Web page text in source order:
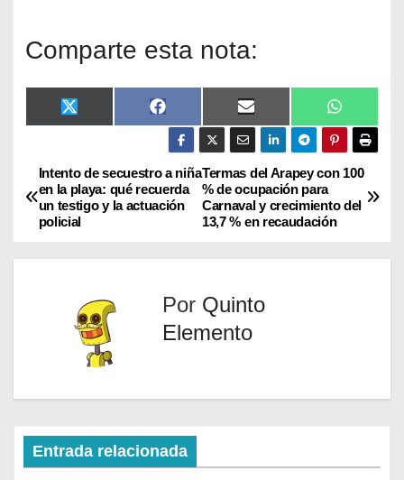
Comparte esta nota:
X
(
i
t
t
e
r
F
a
e
b
o
o
k
E
m
i
l
W
h
t
s
p
p
Termas del Arapey con 100
% de ocupación para
Carnaval y crecimiento del
13,7 % en recaudación
Intento de secuestro a niña
en la playa: qué recuerda
un testigo y la actuación
policial
Por Quinto
Elemento
Entrada relacionada